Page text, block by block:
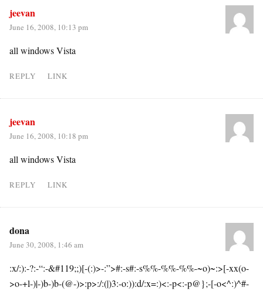
jeevan
June 16, 2008, 10:13 pm
all windows Vista
REPLY LINK
jeevan
June 16, 2008, 10:18 pm
all windows Vista
REPLY LINK
dona
June 30, 2008, 1:46 am
:x/:):-?:-“:-&#119;;)[-(:)>-:”>#:-s#:-s%%-%%-%%-~o)~:>[-xx(o-
>o-+l-)|-)b-)b-(@-)>:p>:/:(|)3:-o:)):d/:x=:)<:-p<:-p@};-[-o<^:)^#-